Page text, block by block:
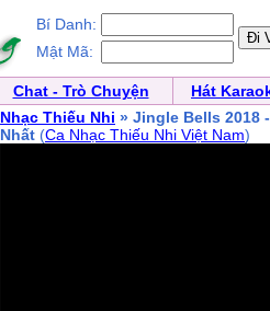
Bí Danh:
Mật Mã:
Chat - Trò Chuyện
Hát
Nhạc Thiếu Nhi » Jingle Bells 2018
Nhất (Ca Nhạc Thiếu Nhi Việt Nam)